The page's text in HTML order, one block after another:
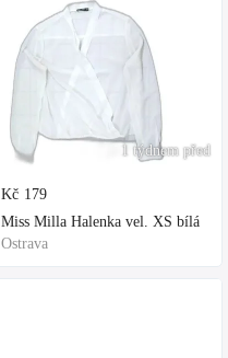
1 týdnem před
Kč 179
Miss Milla Halenka vel. XS bílá
Ostrava